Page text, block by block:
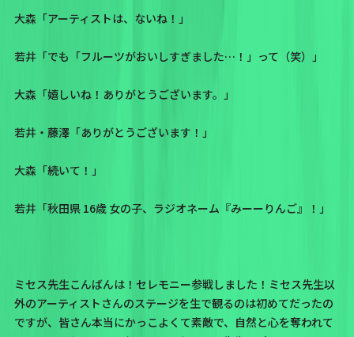
大森「アーティストは、ないね！」
若井「でも「フルーツがおいしすぎました…！」って（笑）」
大森「嬉しいね！ありがとうございます。」
若井・藤澤「ありがとうございます！」
大森「続いて！」
若井「秋田県 16歳 女の子、 ラジオネーム『みーーりんご』 ！」
ミセス先生こんばんは！セレモニー参戦しました！ミセス先生以
外のアーティストさんのステージを生で観るのは初めてだったの
ですが、皆さん本当にかっこよくて素敵で、自然と心を奪われて